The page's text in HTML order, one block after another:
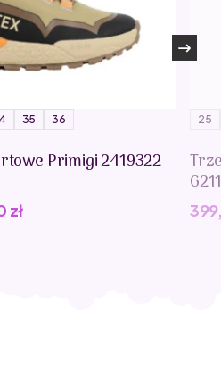
35 36
Primigi 2419322
zł
25